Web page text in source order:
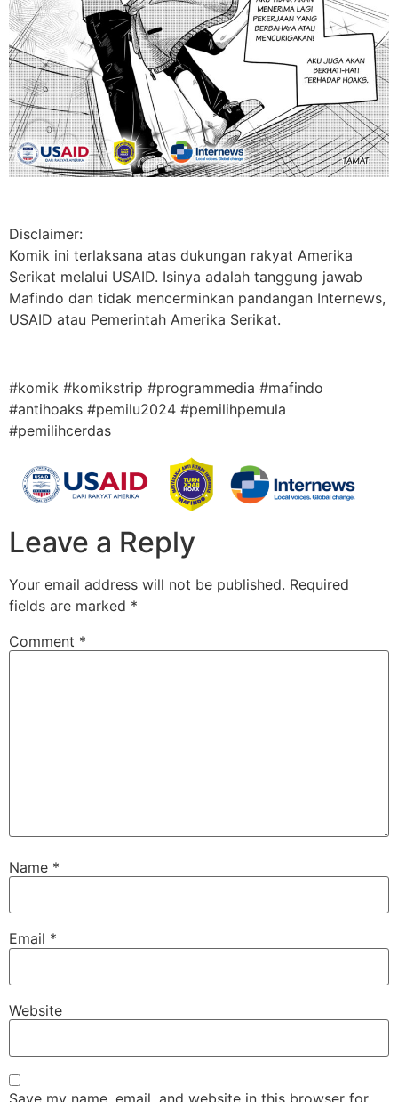
Disclaimer:
Komik ini terlaksana atas dukungan rakyat Amerika
Serikat melalui USAID. Isinya adalah tanggung jawab
Mafindo dan tidak mencerminkan pandangan Internews,
USAID atau Pemerintah Amerika Serikat.
#komik #komikstrip #programmedia #mafindo
#antihoaks #pemilu2024 #pemilihpemula
#pemilihcerdas
Leave a Reply
Your email address will not be published. Required
fields are marked *
Comment *
Name *
Email *
Website
Save my name, email, and website in this browser for